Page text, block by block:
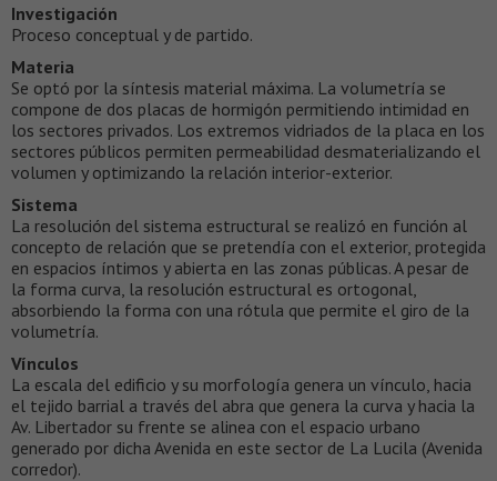
Investigación
Proceso conceptual y de partido.
Materia
Se optó por la síntesis material máxima. La volumetría se
compone de dos placas de hormigón permitiendo intimidad en
los sectores privados. Los extremos vidriados de la placa en los
sectores públicos permiten permeabilidad desmaterializando el
volumen y optimizando la relación interior-exterior.
Sistema
La resolución del sistema estructural se realizó en función al
concepto de relación que se pretendía con el exterior, protegida
en espacios íntimos y abierta en las zonas públicas. A pesar de
la forma curva, la resolución estructural es ortogonal,
absorbiendo la forma con una rótula que permite el giro de la
volumetría.
Vínculos
La escala del edificio y su morfología genera un vínculo, hacia
el tejido barrial a través del abra que genera la curva y hacia la
Av. Libertador su frente se alinea con el espacio urbano
generado por dicha Avenida en este sector de La Lucila (Avenida
corredor).